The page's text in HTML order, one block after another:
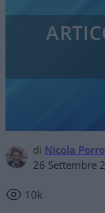
di Nicola Porro
26 Settembre
10k